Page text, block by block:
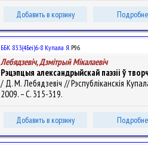
Добавить в корзину
ББК 83.3(4Беі)6-8 Купала Я.Р96
Лебядзевіч, Дзмітрый Мікалаевіч
Рэцэпцыя александрыйскай паэзіі ў
/ Д. М. Лебядзевіч // Рэспубліканскія
2009. – С. 315-319.
Добавить в корзину